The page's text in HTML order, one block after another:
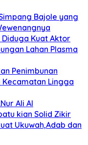
Bajole yang
Diduga Kuat Aktor
Lahan Plasma
Penimbunan
Lingga
Ali Al
kian Solid Zikir
Ukuwah,Adab dan